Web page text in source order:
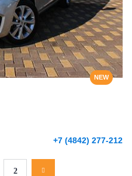
NEW
+7 (4842) 277-212
2